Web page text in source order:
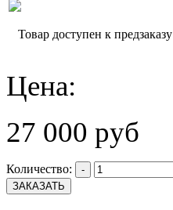
Товар доступен к предзаказу
Цена:
27 000 руб
Количество: -